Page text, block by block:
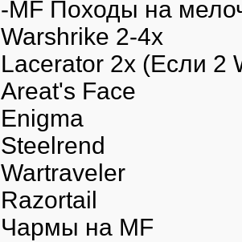
-МF Походы на
Warshrike 2-4х
Lacerator 2х (Если 2
Areat's Face
Enigma
Steelrend
Wartraveler
Razortail
Чармы на MF